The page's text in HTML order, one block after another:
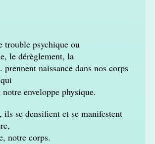
trouble psychique ou
le dérèglement, la
naissance dans nos corps
enveloppe physique.
ils se densifient et se manifestent
notre corps.